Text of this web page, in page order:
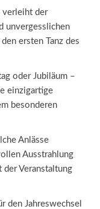
verleiht der
unvergesslichen
ersten Tanz des
oder Jubiläum –
einzigartige
besonderen
Anlässe
Ausstrahlung
der Veranstaltung
den Jahreswechsel